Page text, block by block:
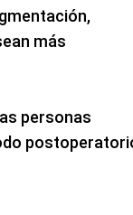
más
personas